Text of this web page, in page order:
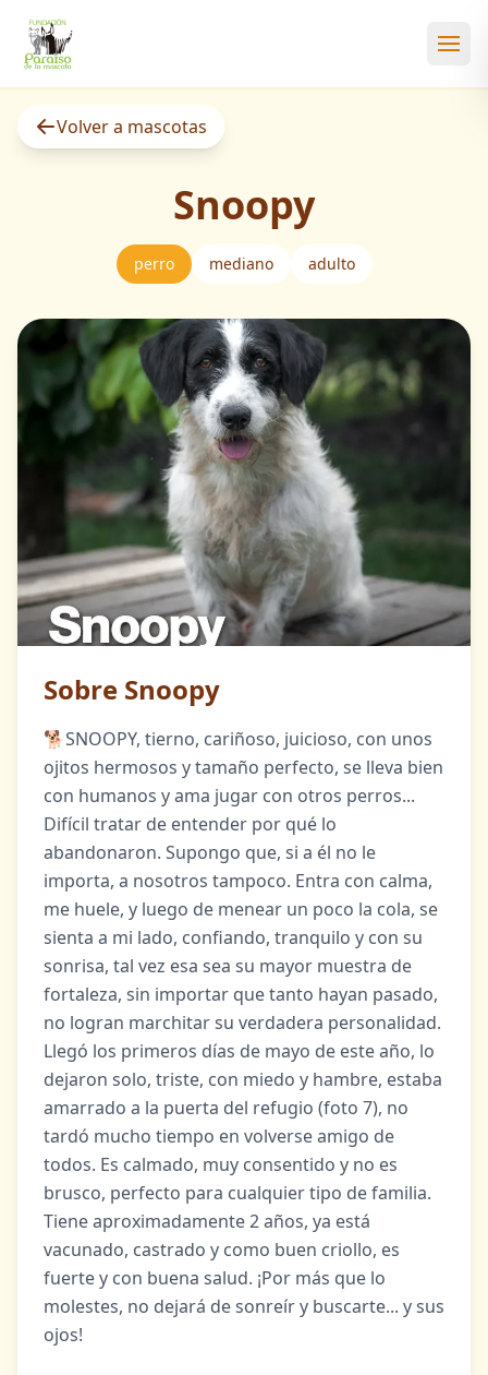
Volver a mascotas
Snoopy
perro mediano adulto
Sobre Snoopy
🐕SNOOPY, tierno, cariñoso, juicioso, con unos
ojitos hermosos y tamaño perfecto, se lleva bien
con humanos y ama jugar con otros perros...
Difícil tratar de entender por qué lo
abandonaron. Supongo que, si a él no le
importa, a nosotros tampoco. Entra con calma,
me huele, y luego de menear un poco la cola, se
sienta a mi lado, confiando, tranquilo y con su
sonrisa, tal vez esa sea su mayor muestra de
fortaleza, sin importar que tanto hayan pasado,
no logran marchitar su verdadera personalidad.
Llegó los primeros días de mayo de este año, lo
dejaron solo, triste, con miedo y hambre, estaba
amarrado a la puerta del refugio (foto 7), no
tardó mucho tiempo en volverse amigo de
todos. Es calmado, muy consentido y no es
brusco, perfecto para cualquier tipo de familia.
Tiene aproximadamente 2 años, ya está
vacunado, castrado y como buen criollo, es
fuerte y con buena salud. ¡Por más que lo
molestes, no dejará de sonreír y buscarte... y sus
ojos!